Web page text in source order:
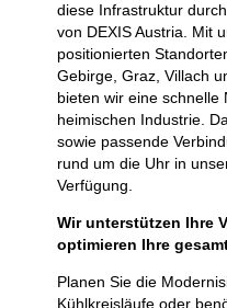
diese Infrastruktur
von DEXIS Austria. Mit
positionierten
Gebirge, Graz, Villach
bieten wir eine schnelle
heimischen Industrie.
sowie passende
rund um die Uhr in
Verfügung.
Wir unterstützen Ihre
optimieren Ihre
Planen Sie die
Kühlkreisläufe oder